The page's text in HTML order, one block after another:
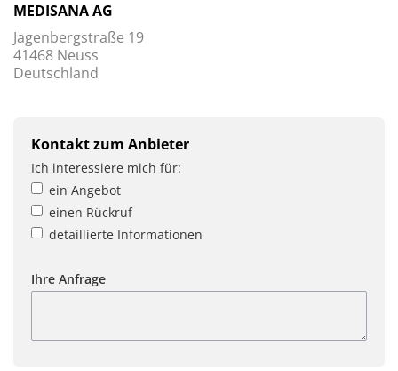
MEDISANA AG
Jagenbergstraße 19
41468 Neuss
Deutschland
Kontakt zum Anbieter
Ich interessiere mich für:
ein Angebot
einen Rückruf
detaillierte Informationen
Ihre Anfrage